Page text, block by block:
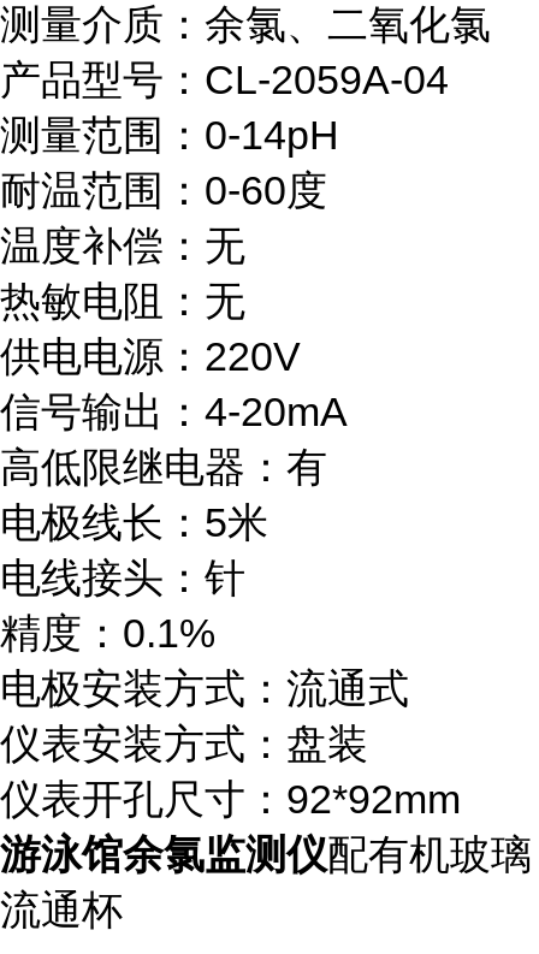
测量介质：余氯、二氧化氯
产品型号：CL-2059A-04
测量范围：0-14pH
耐温范围：0-60度
温度补偿：无
热敏电阻：无
供电电源：220V
信号输出：4-20mA
高低限继电器：有
电极线长：5米
电线接头：针
精度：0.1%
电极安装方式：流通式
仪表安装方式：盘装
仪表开孔尺寸：92*92mm
游泳馆余氯监测仪配有机玻璃
流通杯